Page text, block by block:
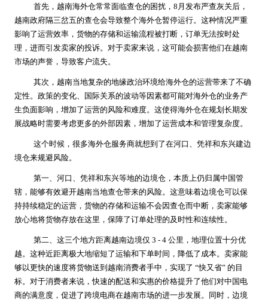
首先，越南海外仓常常面临查仓的困扰，8月发布严查灰关后，
越南政府隔三岔五的查仓会导致整个海外仓暂停运行。这种情况严重
影响了运营效率，货物的存储和运输流程被打断，订单无法按时处
理，进而引发卖家的投诉。对于卖家来说，这可能会损害他们在越南
市场的声誉，导致客户流失。
其次，越南当地复杂的地缘政治环境给海外仓的运营带来了不确
定性。政策的变化、国际关系的波动等因素都可能对海外仓的业务产
生负面影响，增加了运营的风险和难度。这使得海外仓在规划长期发
展战略时需要考虑更多的外部因素，增加了运营成本和管理复杂度。
这个时候，很多海外仓服务商就想到了在河口、凭祥和东兴建边
境仓来规避风险。
第一、河口、凭祥和东兴等地的边境仓，本质上仍归属中国管
辖，能够有效避开越南当地查仓带来的风险。这意味着边境仓可以保
持持续稳定的运营，货物的存储和运输不会因查仓而中断，卖家能够
放心地将货物存放在这里，保障了订单处理的及时性和连续性。
第二、这三个地方距离越南边境仅 3 - 4 公里，地理位置十分优
越。这种近距离极大地缩短了运输和下单时间，降低了成本。卖家能
够以更快的速度将货物送到越南消费者手中，实现了 “快又省” 的目
标。对于消费者来说，快速的配送和实惠的价格提升了他们对中国电
商的满意度，促进了跨境电商在越南市场的进一步发展。同时，边境